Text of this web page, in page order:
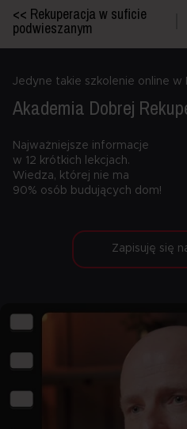
<< Rekuperacja w suficie
podwieszanym
Jedyne takie szkolenie online w
Akademia Dobrej
Najważniejsze informacje
w 12 krótkich lekcjach.
Wiedza, której nie ma
90% osób budujących dom!
Zapisuję się